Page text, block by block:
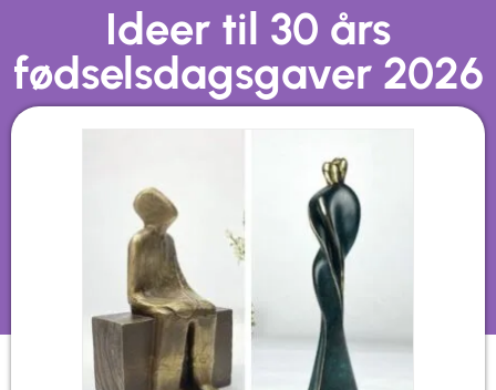
Ideer til 30 års
fødselsdagsgaver 2026